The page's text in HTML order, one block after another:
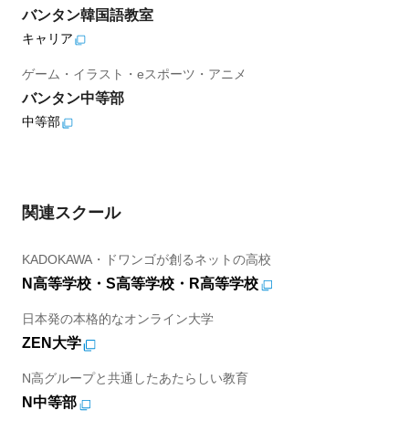
バンタン韓国語教室
キャリア
ゲーム・イラスト・eスポーツ・アニメ
バンタン中等部
中等部
関連スクール
KADOKAWA・ドワンゴが創るネットの高校
N高等学校・S高等学校・R高等学校
日本発の本格的なオンライン大学
ZEN大学
N高グループと共通したあたらしい教育
N中等部